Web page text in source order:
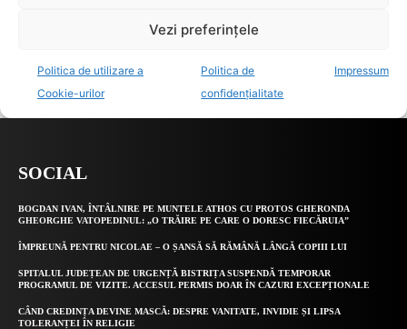
SOCIAL
BOGDAN IVAN, ÎNTÂLNIRE PE MUNTELE ATHOS CU PROTOS GHERONDA
GHEORGHE VATOPEDINUL: „O TRĂIRE PE CARE O DORESC FIECĂRUIA”
ÎMPREUNĂ PENTRU NICOLAE – O ȘANSĂ SĂ RĂMÂNĂ LÂNGĂ COPIII LUI
SPITALUL JUDEȚEAN DE URGENȚĂ BISTRIȚA SUSPENDĂ TEMPORAR
PROGRAMUL DE VIZITE. ACCESUL PERMIS DOAR ÎN CAZURI EXCEPȚIONALE
CÂND CREDINȚA DEVINE MASCĂ: DESPRE VANITATE, INVIDIE ȘI LIPSA
TOLERANȚEI ÎN RELIGIE